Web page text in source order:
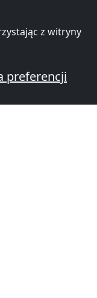
z witryny
preferencji